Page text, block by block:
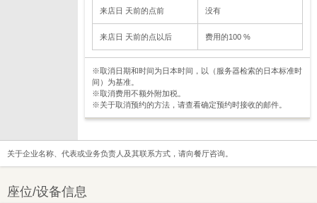
来店日 天前的点前 没有
来店日 天前的点以后 费用的100 %
※取消日期和时间为日本时间，以（服务器检索的日本标准时
间）为基准。
※取消费用不额外附加税。
※关于取消预约的方法，请查看确定预约时接收的邮件。
关于企业名称、代表或业务负责人及其联系方式，请向餐厅咨询。
座位/设备信息